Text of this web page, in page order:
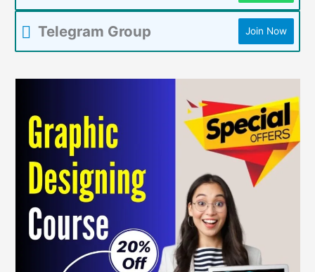
Telegram Group Join Now